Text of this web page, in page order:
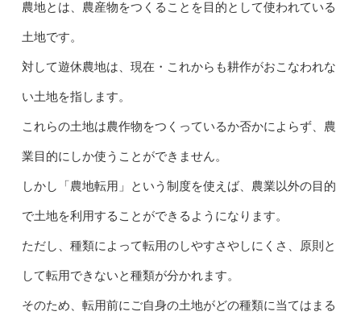
農地とは、農産物をつくることを目的として使われている
土地です。
対して遊休農地は、現在・これからも耕作がおこなわれな
い土地を指します。
これらの土地は農作物をつくっているか否かによらず、農
業目的にしか使うことができません。
しかし「農地転用」という制度を使えば、農業以外の目的
で土地を利用することができるようになります。
ただし、種類によって転用のしやすさやしにくさ、原則と
して転用できないと種類が分かれます。
そのため、転用前にご自身の土地がどの種類に当てはまる